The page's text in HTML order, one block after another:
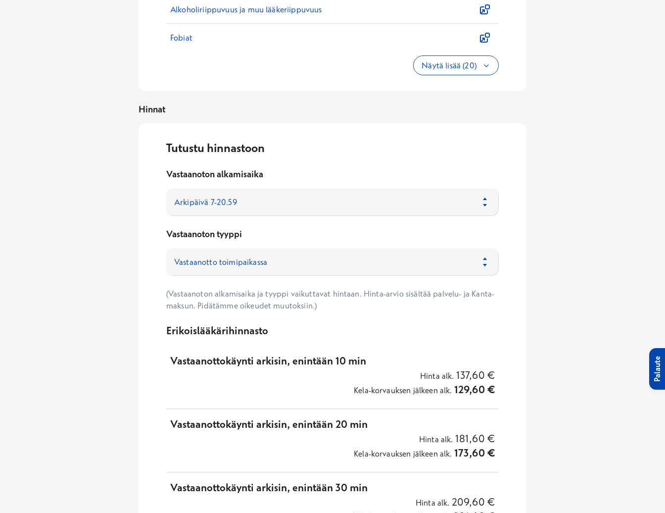
Alkoholiriippuvuus ja muu lääkeriippuvuus
Fobiat
Näytä lisää (20)
Hinnat
Tutustu hinnastoon
Vastaanoton alkamisaika
Vastaanoton tyyppi
(Vastaanoton alkamisaika ja tyyppi vaikuttavat hintaan. Hinta-arvio sisältää palvelu- ja Kanta-
maksun. Pidätämme oikeudet muutoksiin.)
Erikoislääkärihinnasto
Vastaanottokäynti arkisin, enintään 10 min
Hinta alk. 137,60 €
Kela-korvauksen jälkeen alk. 129,60€
Vastaanottokäynti arkisin, enintään 20 min
Hinta alk. 181,60 €
Kela-korvauksen jälkeen alk. 173,60€
Vastaanottokäynti arkisin, enintään 30 min
Hinta alk. 209,60 €
Palaute